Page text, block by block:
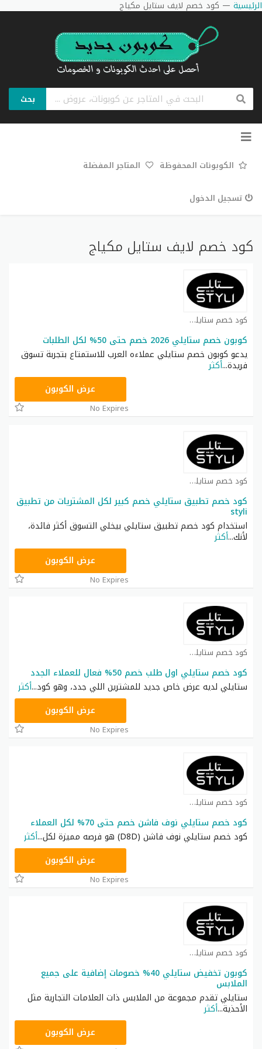
الرئيسية — كود خصم لايف ستايل مكياج
بحث
تخطي
الكوبونات المحفوظة المتاجر المفضلة
تسجيل الدخول
كود خصم لايف ستايل مكياج
كود خصم ستايلي شوب كوبون
كوبون خصم ستايلي 2026 خصم حتى 50% لكل الطلبات
يدعو كوبون خصم ستايلي عملاءه العرب للاستمتاع بتجربة تسوق
فريدة...أكثر
عرض الكوبون
No Expires
كود خصم ستايلي شوب كوبون
كود خصم تطبيق ستايلي خصم كبير لكل المشتريات من تطبيق
styli
استخدام كود خصم تطبيق ستايلي بيخلي التسوق أكثر فائدة،
لأنك...أكثر
عرض الكوبون
No Expires
كود خصم ستايلي شوب كوبون
كود خصم ستايلي اول طلب خصم 50% فعال للعملاء الجدد
ستايلي لديه عرض خاص جديد للمشترين اللي جدد، وهو كود...أكثر
عرض الكوبون
No Expires
كود خصم ستايلي شوب كوبون
كود خصم ستايلي نوف فاشن خصم حتى 70% لكل العملاء
كود خصم ستايلي نوف فاشن (D8D) هو فرصه مميزة لكل
...أكثر
عرض الكوبون
No Expires
كود خصم ستايلي شوب كوبون
كوبون تخفيض ستايلي 40% خصومات إضافية على جميع
الملابس
ستايلي تقدم مجموعة من الملابس ذات العلامات التجارية مثل
الأحذية...أكثر
عرض الكوبون